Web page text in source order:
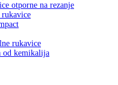
otporne na rezanje
rukavice
rukavice
od kemikalija